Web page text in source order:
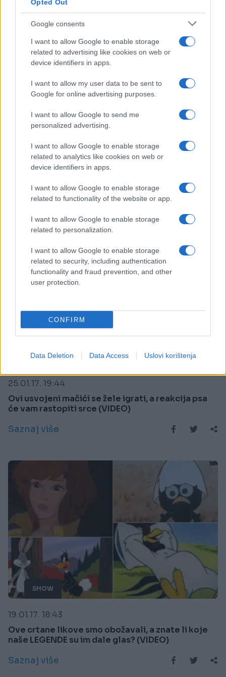
Opted Out
Google consents
I want to allow Google to enable storage
related to advertising like cookies on web or
device identifiers in apps.
I want to allow my user data to be sent to
Google for online advertising purposes.
I want to allow Google to send me
personalized advertising.
I want to allow Google to enable storage
related to analytics like cookies on web or
device identifiers in apps.
I want to allow Google to enable storage
related to functionality of the website or app.
I want to allow Google to enable storage
related to personalization.
I want to allow Google to enable storage
related to security, including authentication
functionality and fraud prevention, and other
user protection.
CONFIRM
Data Deletion Data Access Uslovi korištenja
VIDEO
25.01.17. 20:32
Djed od 80 godina uzeo mikrofon u ruke, a kada je
Saznaj više
FUN VIDEO
25.01.17. 19:44
Ovi usvojeni mačići se žele igrati, a reakcija psa
će vam rastopiti srce (VIDEO)
Saznaj više
SHOW
19.01.17. 18:43
Ove crtane likove smo obožavali, a znate li koje
naše LEGENDE su im dale glas? (VIDEO)
Saznaj više